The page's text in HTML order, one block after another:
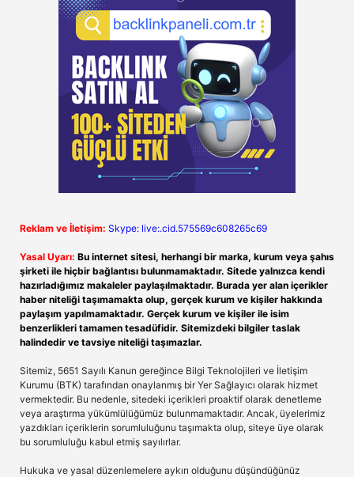
Reklam ve İletişim: Skype: live:.cid.575569c608265c69
Yasal Uyarı: Bu internet sitesi, herhangi bir marka, kurum veya şahıs
şirketi ile hiçbir bağlantısı bulunmamaktadır. Sitede yalnızca kendi
hazırladığımız makaleler paylaşılmaktadır. Burada yer alan içerikler
haber niteliği taşımamakta olup, gerçek kurum ve kişiler hakkında
paylaşım yapılmamaktadır. Gerçek kurum ve kişiler ile isim
benzerlikleri tamamen tesadüfidir. Sitemizdeki bilgiler taslak
halindedir ve tavsiye niteliği taşımazlar.
Sitemiz, 5651 Sayılı Kanun gereğince Bilgi Teknolojileri ve İletişim
Kurumu (BTK) tarafından onaylanmış bir Yer Sağlayıcı olarak hizmet
vermektedir. Bu nedenle, sitedeki içerikleri proaktif olarak denetleme
veya araştırma yükümlülüğümüz bulunmamaktadır. Ancak, üyelerimiz
yazdıkları içeriklerin sorumluluğunu taşımakta olup, siteye üye olarak
bu sorumluluğu kabul etmiş sayılırlar.
Hukuka ve yasal düzenlemelere aykırı olduğunu düşündüğünüz